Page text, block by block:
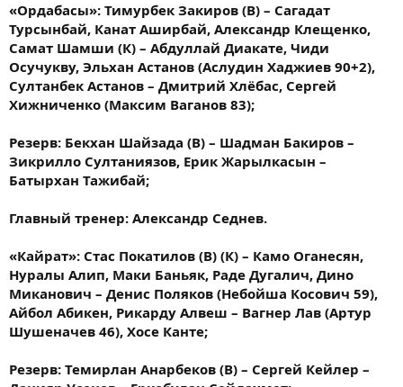
«Ордабасы»: Тимурбек Закиров (В) – Сагадат
Турсынбай, Канат Аширбай, Александр Клещенко,
Самат Шамши (К) – Абдуллай Диакате, Чиди
Осучукву, Эльхан Астанов (Аслудин Хаджиев 90+2),
Султанбек Астанов – Дмитрий Хлёбас, Сергей
Хижниченко (Максим Ваганов 83);
Резерв: Бекхан Шайзада (В) – Шадман Бакиров –
Зикрилло Султаниязов, Ерик Жарылкасын –
Батырхан Тажибай;
Главный тренер: Александр Седнев.
«Кайрат»: Стас Покатилов (В) (К) – Камо Оганесян,
Нуралы Алип, Маки Баньяк, Раде Дугалич, Дино
Миканович – Денис Поляков (Небойша Косович 59),
Айбол Абикен, Рикарду Алвеш – Вагнер Лав (Артур
Шушеначев 46), Хосе Канте;
Резерв: Темирлан Анарбеков (В)​ – Сергей Кейлер –